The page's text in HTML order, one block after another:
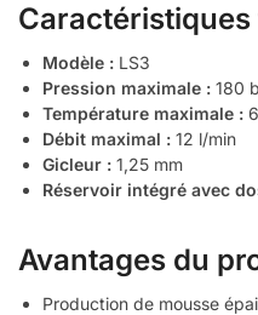
Modèle : LS3
Pression maximale : 180
Température maximale :
Débit maximal : 12 l/min
Gicleur : 1,25 mm
Réservoir intégré avec
Avantages du
Production de mousse